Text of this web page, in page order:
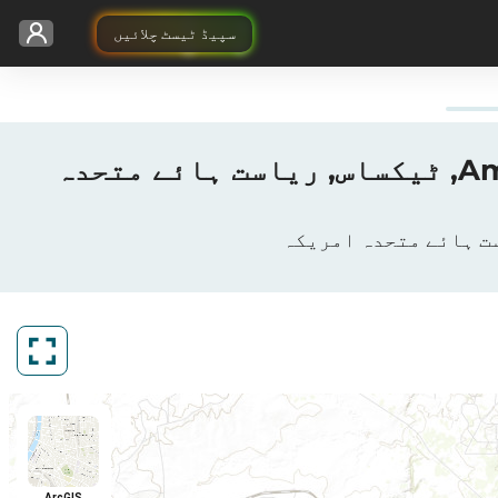
سپیڈ ٹیسٹ چلائیں
Boost Mobile کا 3G / 4G / 5G کوریج نقشہ - Amarillo, Potter County, ٹیکساس, ریاست ہائے متحدہ